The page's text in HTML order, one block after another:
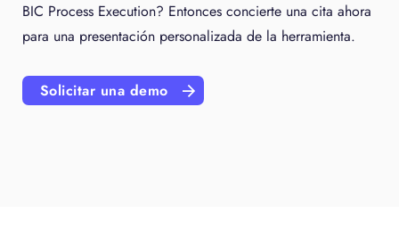
BIC Process Execution? Entonces concierte una cita ahora
para una presentación personalizada de la herramienta.
Solicitar una demo